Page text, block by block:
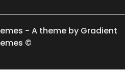
- A theme by Gradient
©